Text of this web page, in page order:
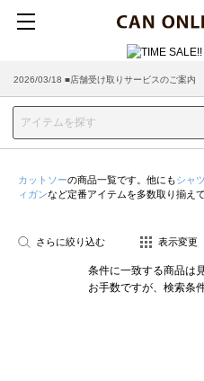
2026/03/18 ■店舗受け取りサービスのご案内
カットソーの商品一覧です。他にもシャ
ィガンなど定番アイテムを多数取り揃え
さらに絞り込む 表示変更
条件に一致する商品は
お手数ですが、検索条